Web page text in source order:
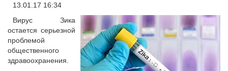
13.01.17 16:34
Вирус Зика
остается серьезной
проблемой
общественного
здравоохранения.